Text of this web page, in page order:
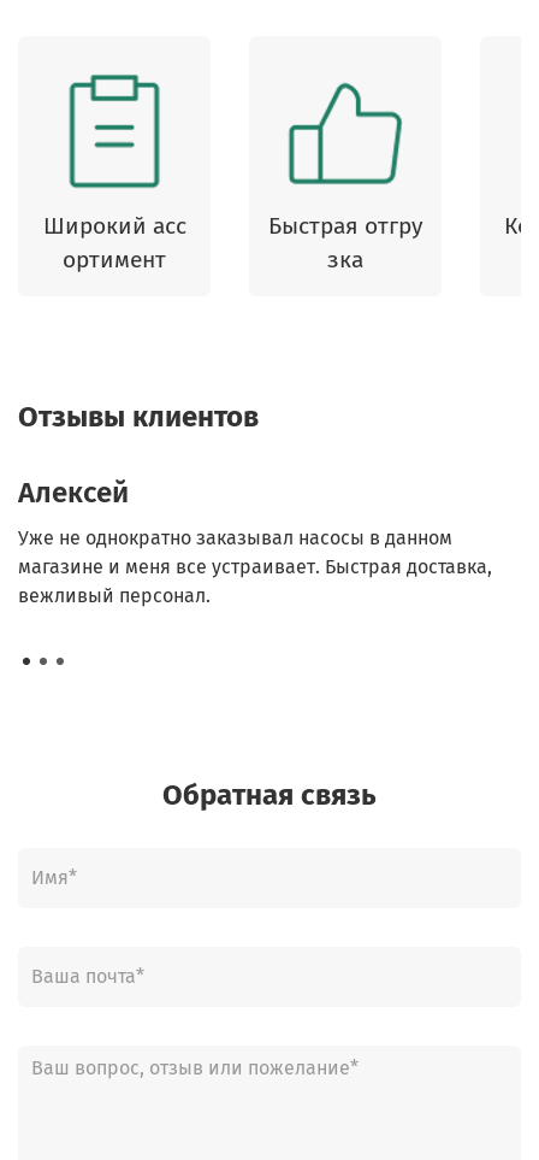
Широкий асс
ортимент
Быстрая отгру
зка
Отзывы клиентов
Алексей
Уже не однократно заказывал насосы в данном
магазине и меня все устраивает. Быстрая доставка,
вежливый персонал.
Обратная связь